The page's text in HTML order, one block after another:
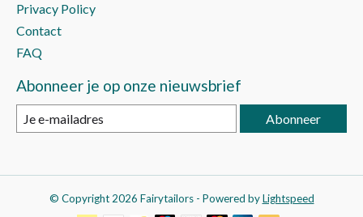
Privacy Policy
Contact
FAQ
Abonneer je op onze nieuwsbrief
Abonneer
© Copyright 2026 Fairytailors - Powered byLightspeed